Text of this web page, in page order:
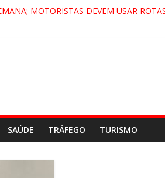
MOTORISTAS DEVEM USAR
SAÚDE TRÁFEGO TURISMO